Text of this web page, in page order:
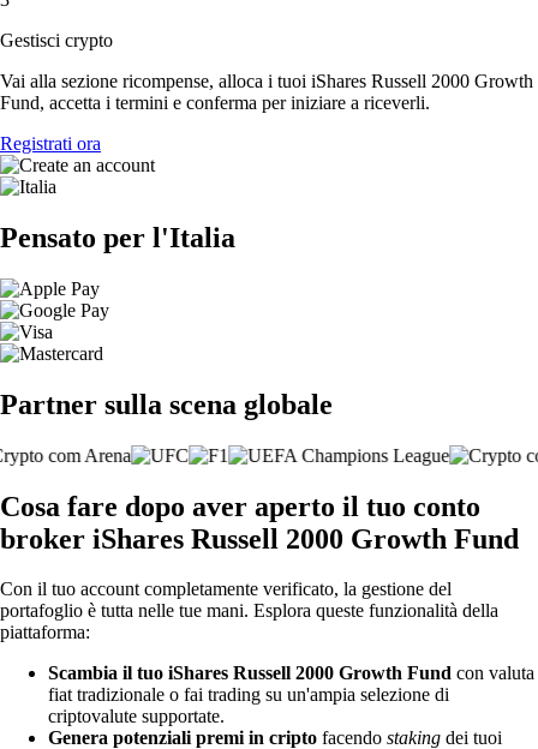
Gestisci crypto
Vai alla sezione ricompense, alloca i tuoi iShares Russell 2000 Growth
Fund, accetta i termini e conferma per iniziare a riceverli.
Registrati ora
Pensato per l'Italia
Partner sulla scena globale
Cosa fare dopo aver aperto il tuo conto
broker iShares Russell 2000 Growth Fund
Con il tuo account completamente verificato, la gestione del
portafoglio è tutta nelle tue mani. Esplora queste funzionalità della
piattaforma:
Scambia il tuo iShares Russell 2000 Growth Fund con valuta
fiat tradizionale o fai trading su un'ampia selezione di
criptovalute supportate.
Genera potenziali premi in cripto facendo staking dei tuoi